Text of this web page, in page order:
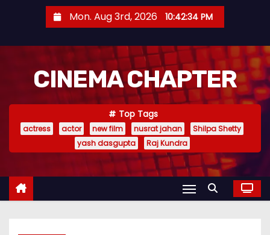
e
Mon. Aug 3rd, 2026 10:42:35 PM
CINEMA CHAPTER
Top Tags
actress actor new film nusrat jahan
Shilpa Shetty
yash dasgupta
Raj Kundra